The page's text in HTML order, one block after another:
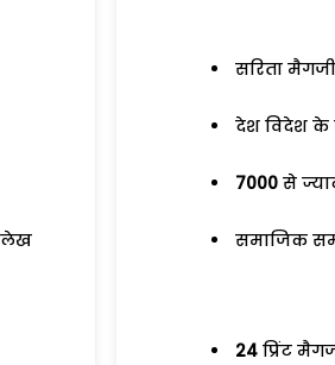
लेख
सरिता
देश विदेश के
7000 से
समाजिक
24 प्रिंट